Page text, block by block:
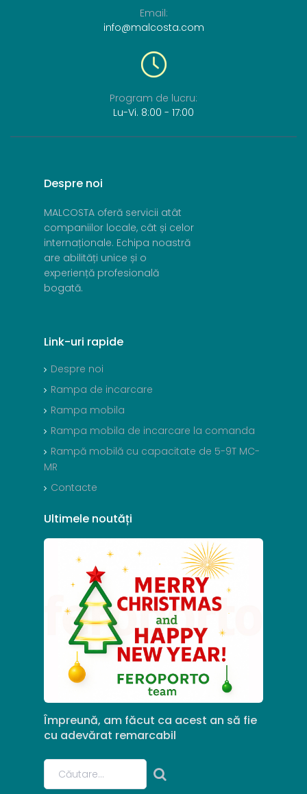
Email:
info@malcosta.com
Program de lucru:
Lu-Vi. 8:00 - 17:00
Despre noi
MALCOSTA oferă servicii atât
companiilor locale, cât și celor
internaționale. Echipa noastră
are abilități unice și o
experiență profesională
bogată.
Link-uri rapide
Despre noi
Rampa de incarcare
Rampa mobila
Rampa mobila de incarcare la comanda
Rampă mobilă cu capacitate de 5-9T MC-
MR
Contacte
Ultimele noutăți
Împreună, am făcut ca acest an să fie
cu adevărat remarcabil